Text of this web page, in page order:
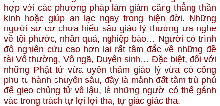
hợp với các phương pháp làm giảm căng thẳng thần
kinh hoặc giúp an lạc ngay trong hiện đời. Những
người sơ cơ chưa hiểu sâu giáo lý thường ưa nghe
về tội phước, nhân quả, nghiệp báo… Người có trình
độ nghiên cứu cao hơn lại rất tâm đắc về những đề
tài Vô thường, Vô ngã, Duyên sinh… Đặc biệt, đối với
những Phật tử vừa uyên thâm giáo lý vừa có công
phu tu hành chuyên sâu, đây là mảnh đất tâm trù phú
để gieo chủng tử vô lậu, là những người có thể gánh
vác trọng trách tự lợi lợi tha, tự giác giác tha.